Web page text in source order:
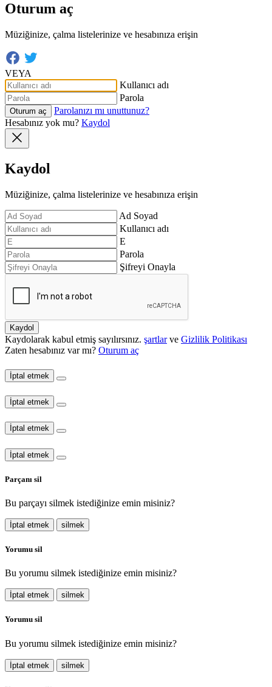
Oturum aç
Müziğinize, çalma listelerinize ve hesabınıza erişin
VEYA
Kullanıcı adı
Parola
Oturum aç
Parolanızı mı unuttunuz?
Hesabınız yok mu? Kaydol
Kaydol
Müziğinize, çalma listelerinize ve hesabınıza erişin
Ad Soyad
Kullanıcı adı
E
Parola
Şifreyi Onayla
Kaydol
Kaydolarak kabul etmiş sayılırsınız. şartlar ve Gizlilik Politikası
Zaten hesabınız var mı? Oturum aç
İptal etmek
İptal etmek
İptal etmek
İptal etmek
Parçanı sil
Bu parçayı silmek istediğinize emin misiniz?
İptal etmek silmek
Yorumu sil
Bu yorumu silmek istediğinize emin misiniz?
İptal etmek silmek
Yorumu sil
Bu yorumu silmek istediğinize emin misiniz?
İptal etmek silmek